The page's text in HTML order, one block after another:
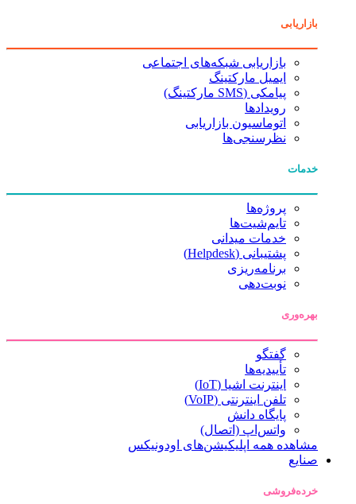
بازاریابی
بازاریابی شبکه‌های اجتماعی
ایمیل مارکتینگ
پیامکی (SMS مارکتینگ)
رویدادها
اتوماسیون بازاریابی
نظرسنجی‌ها
خدمات
پروژه‌ها
تایم‌شیت‌ها
خدمات میدانی
پشتیبانی (Helpdesk)
برنامه‌ریزی
نوبت‌دهی
بهره‌وری
گفتگو
تأییدیه‌ها
اینترنت اشیا (IoT)
تلفن اینترنتی (VoIP)
پایگاه دانش
واتس‌اپ (اتصال)
مشاهده همه اپلیکیشن‌های اودونیکس
صنایع
خرده‌فروشی